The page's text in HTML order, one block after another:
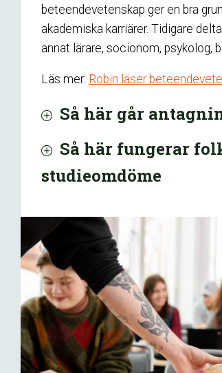
beteendevetenskap ger en bra
akademiska karriärer. Tidigare
annat lärare, socionom, psykolog,
Läs mer: Robin läser
Så här går
Så här fungerar
studieomdöme